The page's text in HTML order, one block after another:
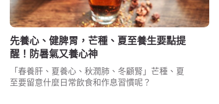
先養心、健脾胃，芒種、夏至養生要點提
醒！防暑氣又養心神
「春養肝、夏養心、秋潤肺、冬顧腎」芒種、夏
至要留意什麼日常飲食和作息習慣呢？